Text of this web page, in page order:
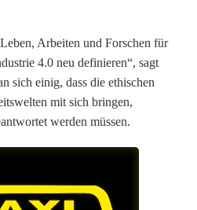
Arbeiten und Forschen für
4.0 neu definieren“, sagt
sich einig, dass die ethischen
mit sich bringen,
werden müssen.